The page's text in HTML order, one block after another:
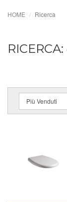
HOME Ricerca
RICERCA: